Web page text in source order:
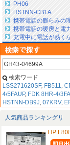
PH06
HSTNN-CB1A
携帯電話の膨らみの
携帯電話の暖房と電
充電中に電話が熱く
検索ワード
LSS271620SF, FB511,
4/5FAUP, FDK 8HR-4/
HSTNN-DB9J, 07KRV,
人気商品ランキングリ
HP